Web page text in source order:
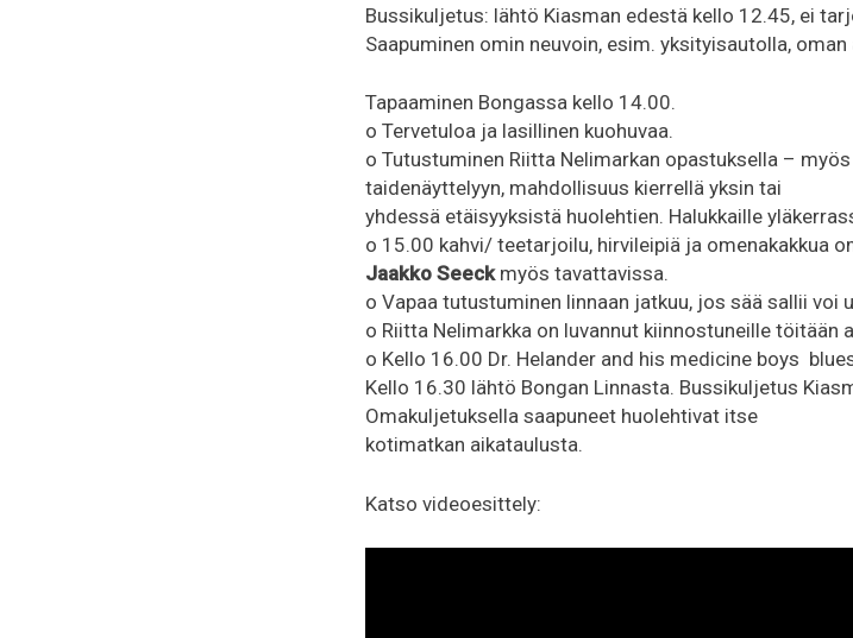
Bussikuljetus: lähtö Kiasman edestä kello 12.45, ei
Saapuminen omin neuvoin, esim. yksityisautolla, oman
Tapaaminen Bongassa kello 14.00.
o Tervetuloa ja lasillinen kuohuvaa.
o Tutustuminen Riitta Nelimarkan opastuksella –
taidenäyttelyyn, mahdollisuus kierrellä yksin tai
yhdessä etäisyyksistä huolehtien. Halukkaille
o 15.00 kahvi/ teetarjoilu, hirvileipiä ja omenakakkua
Jaakko Seeckmyös tavattavissa.
o Vapaa tutustuminen linnaan jatkuu, jos sää sallii voi
o Riitta Nelimarkka on luvannut kiinnostuneille töitään
o Kello 16.00 Dr. Helander and his medicine boys
Kello 16.30 lähtö Bongan Linnasta. Bussikuljetus
Omakuljetuksella saapuneet huolehtivat itse
kotimatkan aikataulusta.
Katso videoesittely: